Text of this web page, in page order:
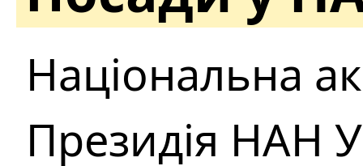
Національна
Президія НАН